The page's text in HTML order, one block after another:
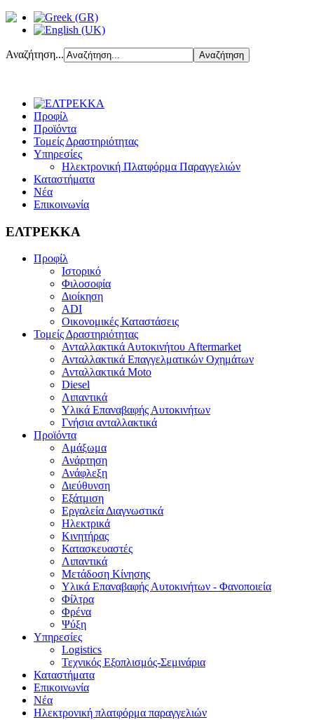
Αναζήτηση...
Προφίλ
Προϊόντα
Τομείς Δραστηριότητας
Υπηρεσίες
Ηλεκτρονική Πλατφόρμα Παραγγελιών
Καταστήματα
Νέα
Επικοινωνία
ΕΛΤΡΕΚΚΑ
Προφίλ
Ιστορικό
Φιλοσοφία
Διοίκηση
ADI
Οικονομικές Καταστάσεις
Τομείς Δραστηριότητας
Ανταλλακτικά Αυτοκινήτου Aftermarket
Ανταλλακτικά Επαγγελματικών Οχημάτων
Ανταλλακτικά Moto
Diesel
Λιπαντικά
Υλικά Επαναβαφής Αυτοκινήτων
Γνήσια ανταλλακτικά
Προϊόντα
Αμάξωμα
Ανάρτηση
Ανάφλεξη
Διεύθυνση
Εξάτμιση
Εργαλεία Διαγνωστικά
Ηλεκτρικά
Κινητήρας
Κατασκευαστές
Λιπαντικά
Μετάδοση Κίνησης
Υλικά Επαναβαφής Αυτοκινήτων - Φανοποιεία
Φίλτρα
Φρένα
Ψύξη
Υπηρεσίες
Logistics
Τεχνικός Εξοπλισμός-Σεμινάρια
Καταστήματα
Επικοινωνία
Νέα
Ηλεκτρονική πλατφόρμα παραγγελιών